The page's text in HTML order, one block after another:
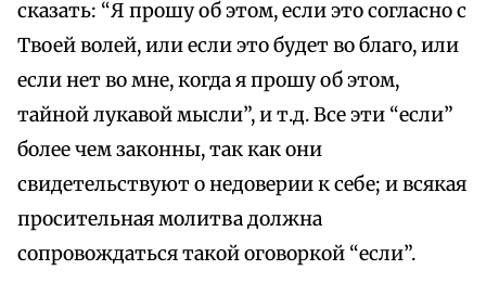
сказать: “Я прошу об этом, если это согласно с
Твоей волей, или если это будет во благо, или
если нет во мне, когда я прошу об этом,
тайной лукавой мысли”, и т.д. Все эти “если”
более чем законны, так как они
свидетельствуют о недоверии к себе; и всякая
просительная молитва должна
сопровождаться такой оговоркой “если”.